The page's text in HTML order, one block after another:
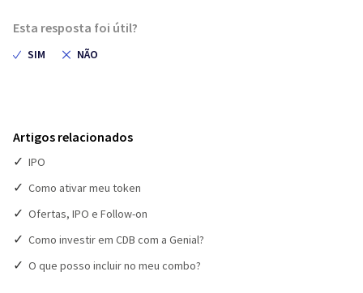
Esta resposta foi útil?
Artigos relacionados
IPO
Como ativar meu token
Ofertas, IPO e Follow-on
Como investir em CDB com a Genial?
O que posso incluir no meu combo?